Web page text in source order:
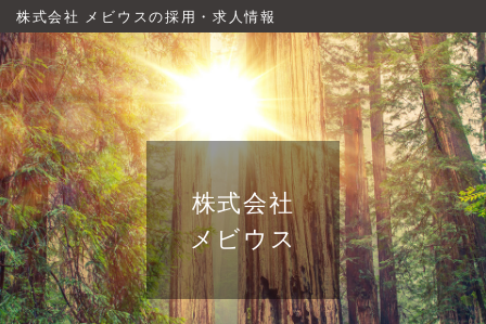
株式会社 メビウスの採用・求人情報
株式会社
メビウス